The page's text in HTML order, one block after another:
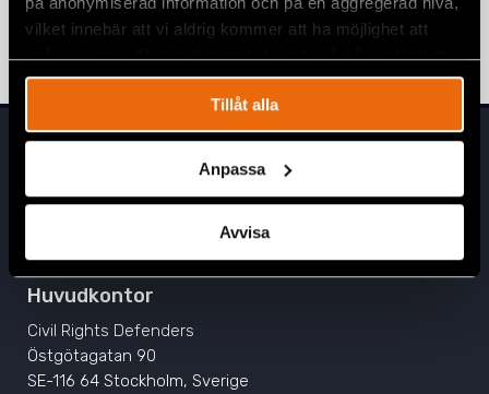
vilket innebär att vi aldrig kommer att ha möjlighet att
spåra en specifik besökares beteende på vår webbplats.
Tillåt alla
Anpassa
Avvisa
för demokrati kvävs i Kuba
KUBA ,NYHETER 17 november 2021
Huvudkontor
Civil Rights Defenders
Östgötagatan 90
SE-116 64 Stockholm, Sverige